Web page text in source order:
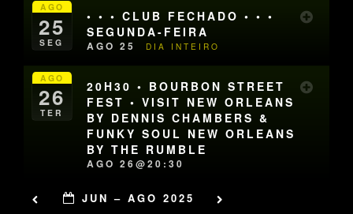
AGO
25
SEG
• • • CLUB FECHADO • • •
SEGUNDA-FEIRA
AGO 25 DIA INTEIRO
AGO
26
TER
20H30 • BOURBON STREET
FEST • VISIT NEW ORLEANS
BY DENNIS CHAMBERS &
FUNKY SOUL NEW ORLEANS
BY THE RUMBLE
AGO 26@20:30
JUN – AGO 2025